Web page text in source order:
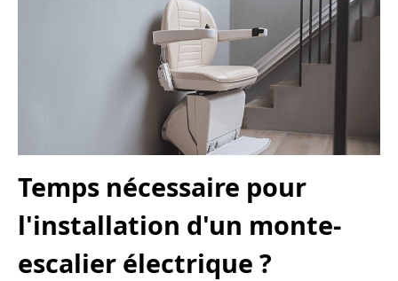
Temps nécessaire pour
l'installation d'un monte-
escalier électrique ?